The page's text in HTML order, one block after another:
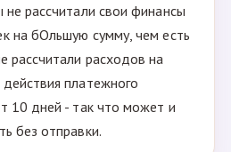
рассчитали свои финансы
на бОльшую сумму, чем есть
рассчитали расходов на
платежного
10 дней - так что может и
без отправки.